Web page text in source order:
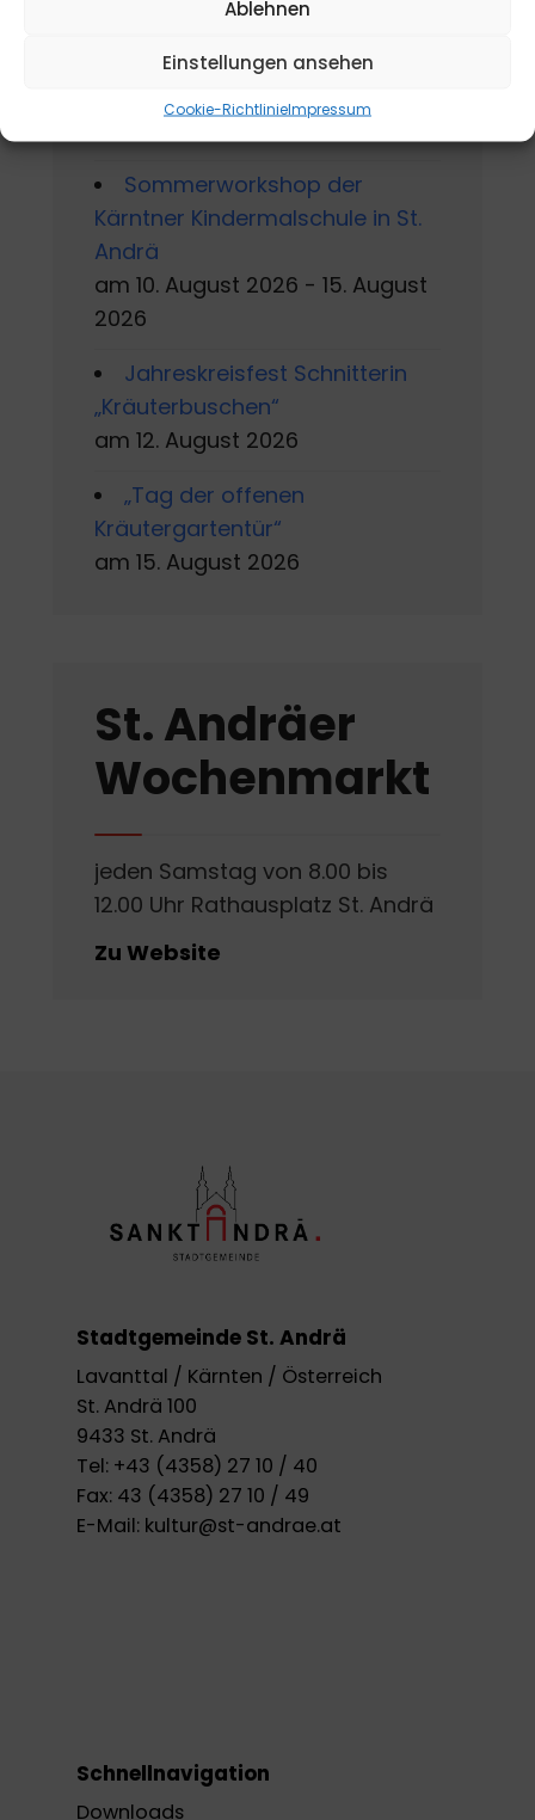
Ablehnen
Einstellungen ansehen
Cookie-RichtlinieImpressum
Gackern 2026
am 7. August 2026 - 16. August
Sommerworkshop der
Kärntner Kindermalschule in St.
Andrä
am 10. August 2026 - 15. August
2026
Jahreskreisfest Schnitterin
„Kräuterbuschen“
am 12. August 2026
„Tag der offenen
Kräutergartentür“
am 15. August 2026
St. Andräer
Wochenmarkt
jeden Samstag von 8.00 bis
12.00 Uhr Rathausplatz St. Andrä
Zu Website
Stadtgemeinde St. Andrä
Lavanttal / Kärnten / Österreich
St. Andrä 100
9433 St. Andrä
Tel: +43 (4358) 27 10 / 40
Fax: 43 (4358) 27 10 / 49
E-Mail: kultur@st-andrae.at
Schnellnavigation
Downloads